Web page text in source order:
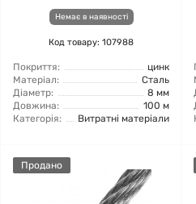
Немає в наявності
Код товару: 107988
Покриття:
цинк
Матеріал:
Сталь
Діаметр:
8 мм
Довжина:
100 м
Категорія:
Витратні матеріали
Продано